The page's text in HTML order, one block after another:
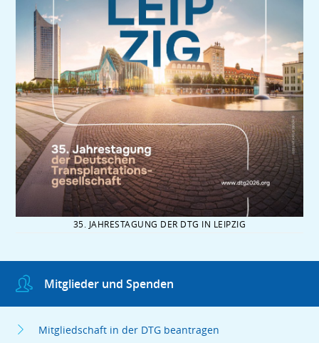
35. JAHRESTAGUNG DER DTG IN LEIPZIG
Mitglieder und Spenden
Mitgliedschaft in der DTG beantragen